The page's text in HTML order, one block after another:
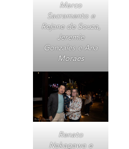
Marco
Sacramento e
Rejane de Souza,
Jeremie
Gonzales e Ana
Moraes
Renato
Nakagawa e